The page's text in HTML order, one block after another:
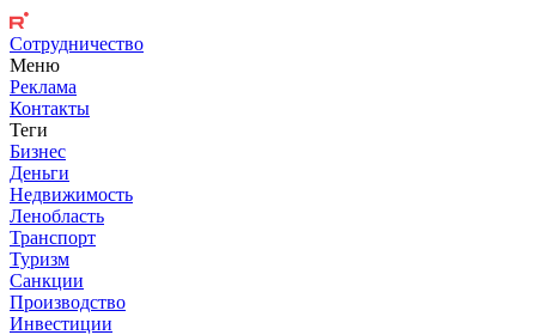
Сотрудничество
Меню
Реклама
Контакты
Теги
Бизнес
Деньги
Недвижимость
Ленобласть
Транспорт
Туризм
Санкции
Производство
Инвестиции